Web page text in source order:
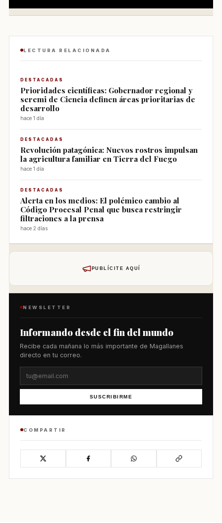
LECTURA RELACIONADA
DESTACADAS
Prioridades científicas: Gobernador regional y
seremi de Ciencia definen áreas prioritarias de
desarrollo
hace 1 día
DESTACADAS
Revolución patagónica: Nuevos rostros impulsan
la agricultura familiar en Tierra del Fuego
hace 1 día
DESTACADAS
Alerta en los medios: El polémico cambio al
Código Procesal Penal que busca restringir
filtraciones a la prensa
hace 2 días
PUBLÍCITE AQUÍ
NEWSLETTER
Informando desde el fin del mundo
Recibe cada mañana lo más importante de Magallanes
directo en tu correo.
SUSCRIBIRME
COMPARTIR